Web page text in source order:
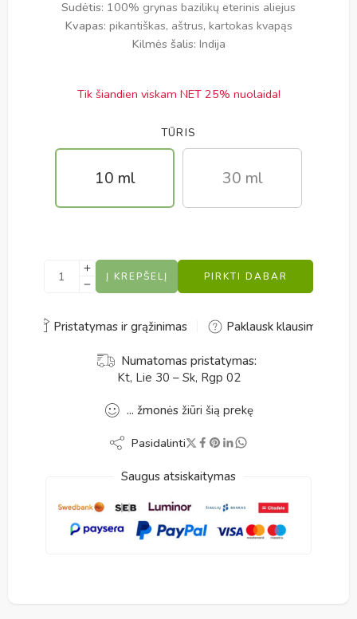
Sudėtis: 100% grynas bazilikų eterinis aliejus
Kvapas: pikantiškas, aštrus, kartokas kvapąs
Kilmės šalis: Indija
Tik šiandien viskam NET 25% nuolaida!
TŪRIS
10 ml 30 ml
Į KREPŠELĮ PIRKTI DABAR
Pristatymas ir grąžinimas
Paklausk klausimo
Numatomas pristatymas:
Kt, Lie 30 – Sk, Rgp 02
... žmonėsžiūri šią prekę
Pasidalinti
Saugus atsiskaitymas